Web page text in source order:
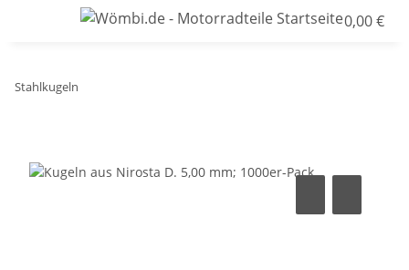
0,00 €
Stahlkugeln